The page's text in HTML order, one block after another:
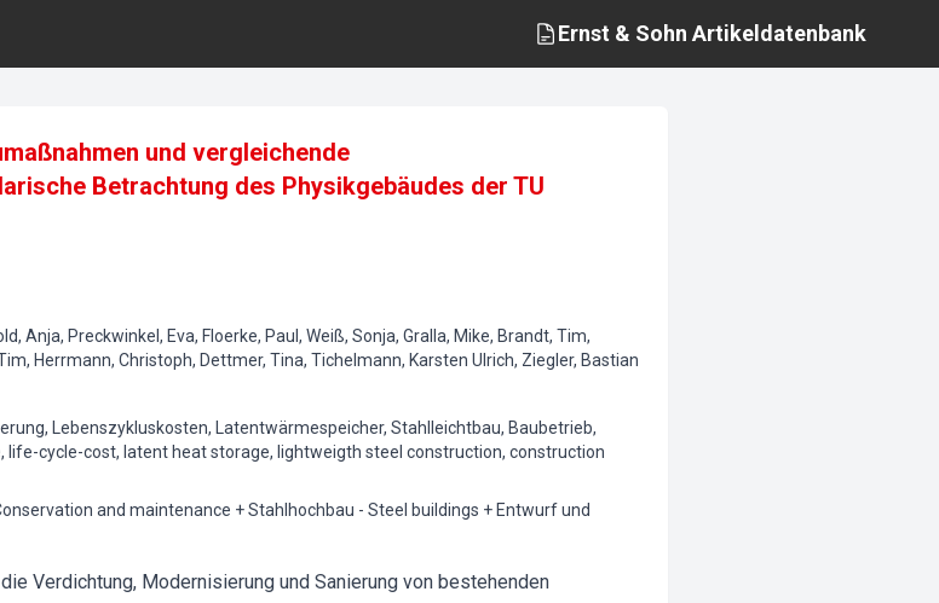
Ernst & Sohn Artikeldatenbank
und vergleichende
Betrachtung des Physikgebäudes der TU
Anja, Preckwinkel, Eva, Floerke, Paul, Weiß, Sonja, Gralla, Mike, Brandt, Tim,
Herrmann, Christoph, Dettmer, Tina, Tichelmann, Karsten Ulrich, Ziegler, Bastian
Lebenszykluskosten, Latentwärmespeicher, Stahlleichtbau, Baubetrieb,
cycle-cost, latent heat storage, lightweigth steel construction, construction
and maintenance + Stahlhochbau - Steel buildings + Entwurf und
Verdichtung, Modernisierung und Sanierung von bestehenden